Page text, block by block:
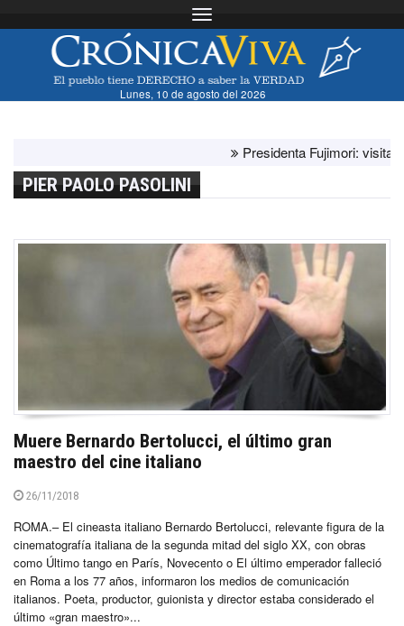
Toggle navigation
Lunes, 10 de agosto del 2026
Presidenta Fujimori: visita del
PIER PAOLO PASOLINI
Muere Bernardo Bertolucci, el último gran
maestro del cine italiano
26/11/2018
ROMA.– El cineasta italiano Bernardo Bertolucci, relevante figura de la
cinematografía italiana de la segunda mitad del siglo XX, con obras
como Último tango en París, Novecento o El último emperador falleció
en Roma a los 77 años, informaron los medios de comunicación
italianos. Poeta, productor, guionista y director estaba considerado el
último «gran maestro»...